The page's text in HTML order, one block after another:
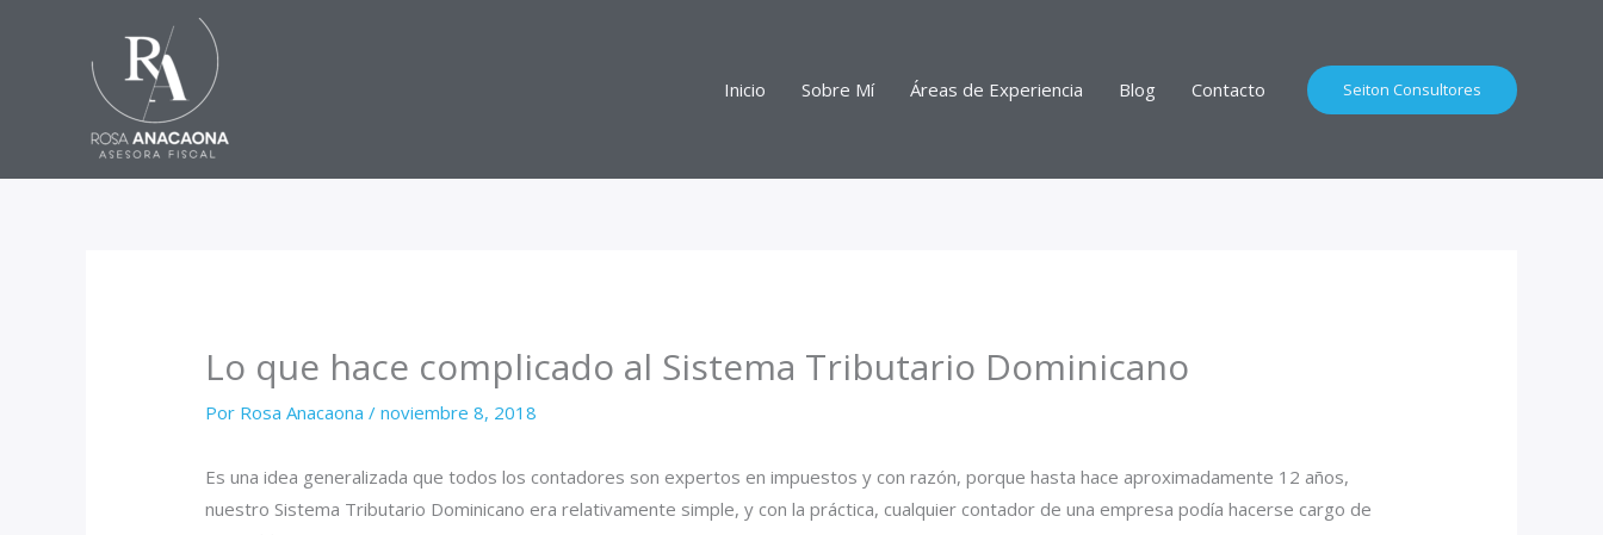
Inicio Sobre Mí Áreas de Experiencia Blog Contacto Seiton Consultores
Lo que hace complicado al Sistema Tributario Dominicano
Por Rosa Anacaona/noviembre 8, 2018
Es una idea generalizada que todos los contadores son expertos en impuestos y con razón, porque hasta hace aproximadamente 12 años,
nuestro Sistema Tributario Dominicano era relativamente simple, y con la práctica, cualquier contador de una empresa podía hacerse cargo de